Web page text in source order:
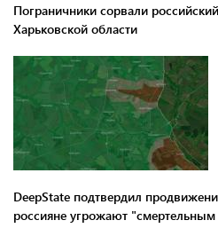
Пограничники сорвали
Харьковской области
DeepState подтвердил
россияне угрожают "смертельным